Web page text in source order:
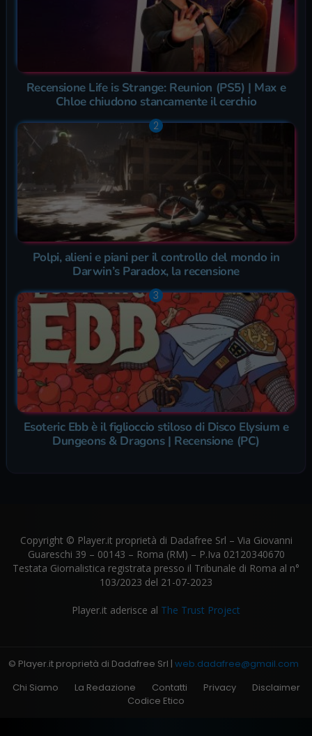
Recensione Life is Strange: Reunion (PS5) | Max e
Chloe chiudono stancamente il cerchio
Polpi, alieni e piani per il controllo del mondo in
Darwin’s Paradox, la recensione
Esoteric Ebb è il figlioccio stiloso di Disco Elysium e
Dungeons & Dragons | Recensione (PC)
Copyright © Player.it proprietà di Dadafree Srl – Via Giovanni
Guareschi 39 – 00143 – Roma (RM) – P.Iva 02120340670
Testata Giornalistica registrata presso il Tribunale di Roma al n°
103/2023 del 21-07-2023
Player.it aderisce al The Trust Project
© Player.it proprietà di Dadafree Srl | web.dadafree@gmail.com
Chi Siamo
La Redazione Contatti Privacy
Disclaimer
Codice Etico